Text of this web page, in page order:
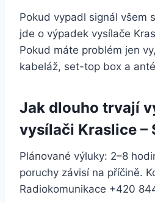
Pokud vypadl signál všem
jde o výpadek vysílače
Pokud máte problém jen
kabeláž, set-top box a
Jak dlouho trvají
vysílači Kraslice –
Plánované výluky: 2–8
poruchy závisí na příčině.
Radiokomunikace +420